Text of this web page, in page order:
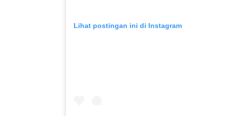
Lihat postingan ini di Instagram